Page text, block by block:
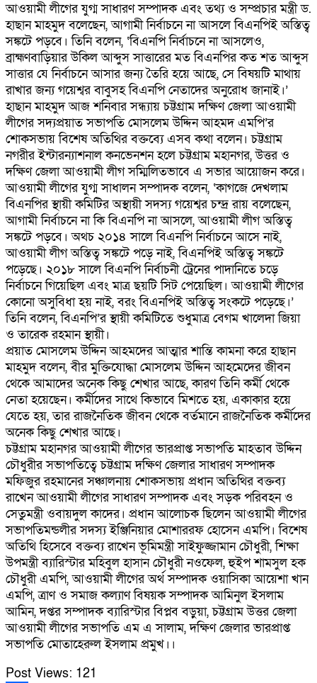
আওয়ামী লীগের যুগ্ম সাধারণ সম্পাদক এবং তথ্য ও সম্প্রচার মন্ত্রী ড.
হাছান মাহমুদ বলেছেন, আগামী নির্বাচনে না আসলে বিএনপিই অস্তিত্ব
সঙ্কটে পড়বে। তিনি বলেন, ‘বিএনপি নির্বাচনে না আসলেও,
ব্রাহ্মণবাড়িয়ার উকিল আব্দুস সাত্তারের মত বিএনপির কত শত আব্দুস
সাত্তার যে নির্বাচনে আসার জন্য তৈরি হয়ে আছে, সে বিষয়টি মাথায়
রাখার জন্য গয়েশ্বর বাবুসহ বিএনপি নেতাদের অনুরোধ জানাই।’
হাছান মাহমুদ আজ শনিবার সন্ধ্যায় চট্টগ্রাম দক্ষিণ জেলা আওয়ামী
লীগের সদ্যপ্রয়াত সভাপতি মোসলেম উদ্দিন আহমদ এমপি’র
শোকসভায় বিশেষ অতিথির বক্তব্যে এসব কথা বলেন। চট্টগ্রাম
নগরীর ইন্টারন্যাশনাল কনভেনশন হলে চট্টগ্রাম মহানগর, উত্তর ও
দক্ষিণ জেলা আওয়ামী লীগ সম্মিলিতভাবে এ সভার আয়োজন করে।
আওয়ামী লীগের যুগ্ম সাধালন সম্পাদক বলেন, ‘কাগজে দেখলাম
বিএনপির স্থায়ী কমিটির অস্থায়ী সদস্য গয়েশ্বর চন্দ্র রায় বলেছেন,
আগামী নির্বাচনে না কি বিএনপি না আসলে, আওয়ামী লীগ অস্তিত্ব
সঙ্কটে পড়বে। অথচ ২০১৪ সালে বিএনপি নির্বাচনে আসে নাই,
আওয়ামী লীগ অস্তিত্ব সঙ্কটে পড়ে নাই, বিএনপিই অস্তিত্ব সঙ্কটে
পড়েছে। ২০১৮ সালে বিএনপি নির্বাচনী ট্রেনের পাদানিতে চড়ে
নির্বাচনে গিয়েছিল এবং মাত্র ছয়টি সিট পেয়েছিল। আওয়ামী লীগের
কোনো অসুবিধা হয় নাই, বরং বিএনপিই অস্তিত্ব সংকটে পড়েছে।’
তিনি বলেন, বিএনপি’র স্থায়ী কমিটিতে শুধুমাত্র বেগম খালেদা জিয়া
ও তারেক রহমান স্থায়ী।
প্রয়াত মোসলেম উদ্দিন আহমদের আত্মার শান্তি কামনা করে হাছান
মাহমুদ বলেন, বীর মুক্তিযোদ্ধা মোসলেম উদ্দিন আহমেদের জীবন
থেকে আমাদের অনেক কিছু শেখার আছে, কারণ তিনি কর্মী থেকে
নেতা হয়েছেন। কর্মীদের সাথে কিভাবে মিশতে হয়, একাকার হয়ে
যেতে হয়, তার রাজনৈতিক জীবন থেকে বর্তমানে রাজনৈতিক কর্মীদের
অনেক কিছু শেখার আছে।
চট্টগ্রাম মহানগর আওয়ামী লীগের ভারপ্রাপ্ত সভাপতি মাহতাব উদ্দিন
চৌধুরীর সভাপতিত্বে চট্টগ্রাম দক্ষিণ জেলার সাধারণ সম্পাদক
মফিজুর রহমানের সঞ্চালনায় শোকসভায় প্রধান অতিথির বক্তব্য
রাখেন আওয়ামী লীগের সাধারণ সম্পাদক এবং সড়ক পরিবহন ও
সেতুমন্ত্রী ওবায়দুল কাদের। প্রধান আলোচক ছিলেন আওয়ামী লীগের
সভাপতিমন্ডলীর সদস্য ইঞ্জিনিয়ার মোশাররফ হোসেন এমপি। বিশেষ
অতিথি হিসেবে বক্তব্য রাখেন ভূমিমন্ত্রী সাইফুজ্জামান চৌধুরী, শিক্ষা
উপমন্ত্রী ব্যারিস্টার মহিবুল হাসান চৌধুরী নওফেল, হুইপ শামসুল হক
চৌধুরী এমপি, আওয়ামী লীগের অর্থ সম্পাদক ওয়াসিকা আয়েশা খান
এমপি, ত্রাণ ও সমাজ কল্যাণ বিষয়ক সম্পাদক আমিনুল ইসলাম
আমিন, দপ্তর সম্পাদক ব্যারিস্টার বিপ্লব বড়ুয়া, চট্টগ্রাম উত্তর জেলা
আওয়ামী লীগের সভাপতি এম এ সালাম, দক্ষিণ জেলার ভারপ্রাপ্ত
সভাপতি মোতাহেরুল ইসলাম প্রমুখ।।
Post Views: 121